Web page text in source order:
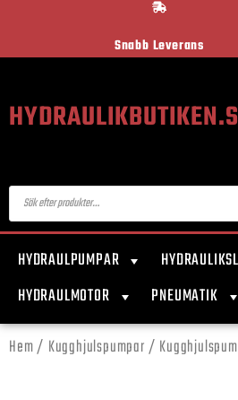
Snabb Leverans
HYDRAULPUMPAR
HYDRAULMOTOR
PNEUMATIK
Hem/ Kugghjulspumpar/